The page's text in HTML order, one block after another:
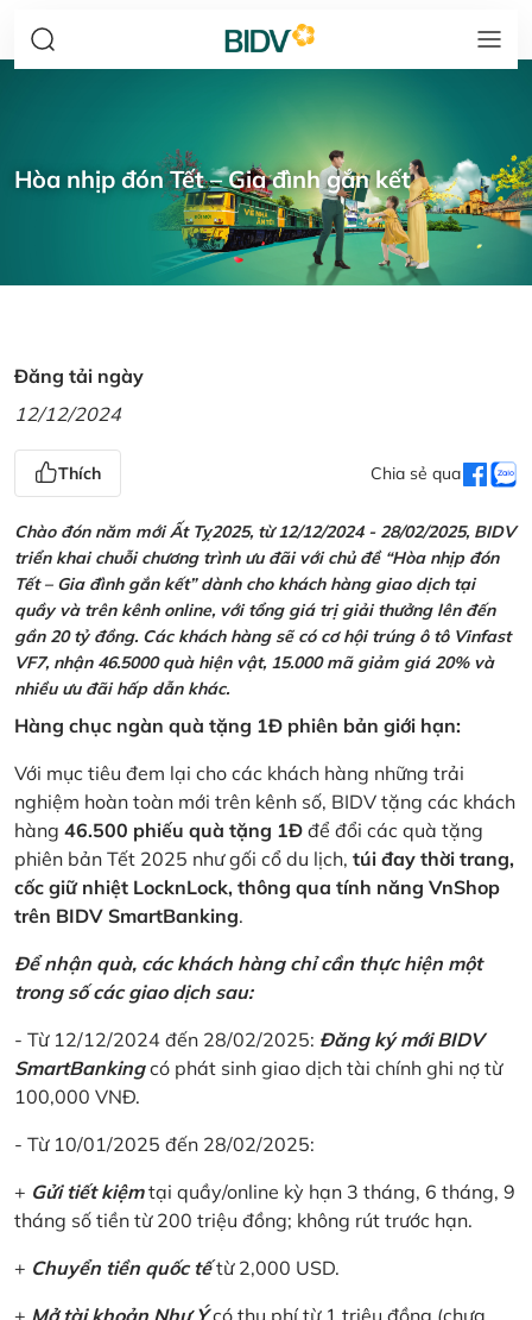
Hòa nhịp đón Tết – Gia đình gắn kết
Đăng tải ngày
12/12/2024
Thích Chia sẻ qua
Chào đón năm mới Ất Tỵ2025, từ 12/12/2024 - 28/02/2025, BIDV
triển khai chuỗi chương trình ưu đãi với chủ đề “Hòa nhịp đón
Tết – Gia đình gắn kết” dành cho khách hàng giao dịch tại
quầy và trên kênh online, với tổng giá trị giải thưởng lên đến
gần 20 tỷ đồng. Các khách hàng sẽ có cơ hội trúng ô tô Vinfast
VF7, nhận 46.5000 quà hiện vật, 15.000 mã giảm giá 20% và
nhiều ưu đãi hấp dẫn khác.
Hàng chục ngàn quà tặng 1Đ phiên bản giới hạn:
Với mục tiêu đem lại cho các khách hàng những trải
nghiệm hoàn toàn mới trên kênh số, BIDV tặng các khách
hàng 46.500 phiếu quà tặng 1Đ để đổi các quà tặng
phiên bản Tết 2025 như gối cổ du lịch, túi đay thời trang,
cốc giữ nhiệt LocknLock, thông qua tính năng VnShop
trên BIDV SmartBanking.
Để nhận quà, các khách hàng chỉ cần thực hiện một
trong số các giao dịch sau:
- Từ 12/12/2024 đến 28/02/2025: Đăng ký mới BIDV
SmartBankingcó phát sinh giao dịch tài chính ghi nợ từ
100,000 VNĐ.
- Từ 10/01/2025 đến 28/02/2025:
+ Gửi tiết kiệmtại quầy/online kỳ hạn 3 tháng, 6 tháng, 9
tháng số tiền từ 200 triệu đồng; không rút trước hạn.
+ Chuyển tiền quốc tếtừ 2,000 USD.
+ Mở tài khoản Như Ýcó thu phí từ 1 triệu đồng (chưa